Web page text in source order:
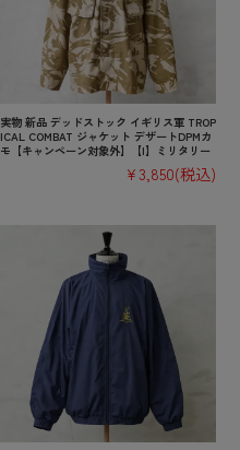
実物 新品 デッドストック イギリス軍 TROP
ICAL COMBAT ジャケット デザートDPMカ
モ【キャンペーン対象外】【I】ミリタリー
¥3,850(税込)